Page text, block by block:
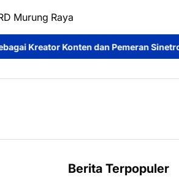
Murung Raya
dan Pemeran Sinetron Dina Maulidah
Berita Terpopuler